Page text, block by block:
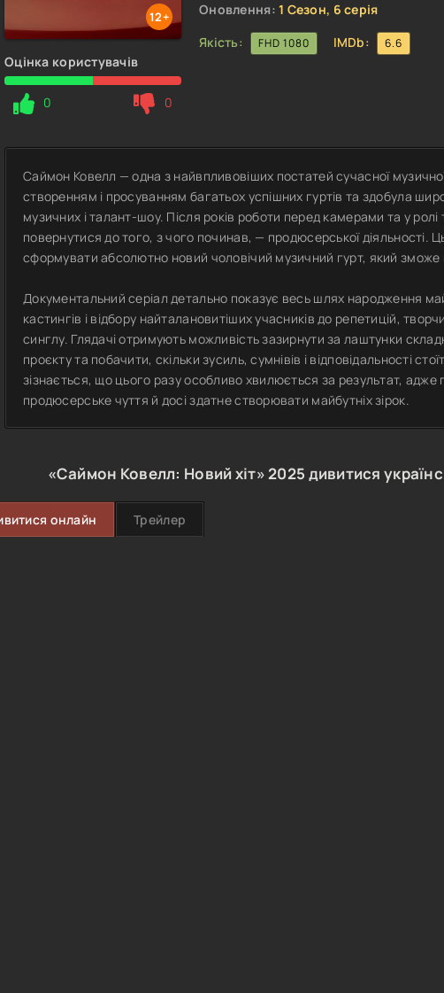
12+
Оцінка користувачів
0 0
Оновлення: 1 Сезон, 6 серія
Якість:
FHD 1080 IMDb: 6.6
Саймон Ковелл — одна з найвпливовіших постатей сучасної
створенням і просуванням багатьох успішних гуртів та здобула
музичних і талант-шоу. Після років роботи перед камерами та у ролі
повернутися до того, з чого починав, — продюсерської діяльності.
сформувати абсолютно новий чоловічий музичний гурт, який зможе
Документальний серіал детально показує весь шлях народження
кастингів і відбору найталановитіших учасників до репетицій,
синглу. Глядачі отримують можливість зазирнути за лаштунки
проєкту та побачити, скільки зусиль, сумнівів і відповідальності
зізнається, що цього разу особливо хвилюється за результат,
продюсерське чуття й досі здатне створювати майбутніх зірок.
«Саймон Ковелл: Новий хіт»2025 дивитися
онлайн Трейлер